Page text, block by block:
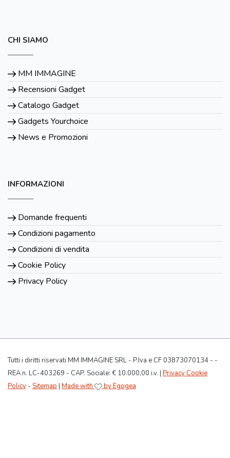
CHI SIAMO
MM IMMAGINE
Recensioni Gadget
Catalogo Gadget
Gadgets Yourchoice
News e Promozioni
INFORMAZIONI
Domande frequenti
Condizioni pagamento
Condizioni di vendita
Cookie Policy
Privacy Policy
Tutti i diritti riservati MM IMMAGINE SRL - P.Iva e CF 03873070134 - -
REA n. LC-403269 - CAP. Sociale: € 10.000,00 i.v. | Privacy Cookie
Policy - Sitemap | Made with by Egogea